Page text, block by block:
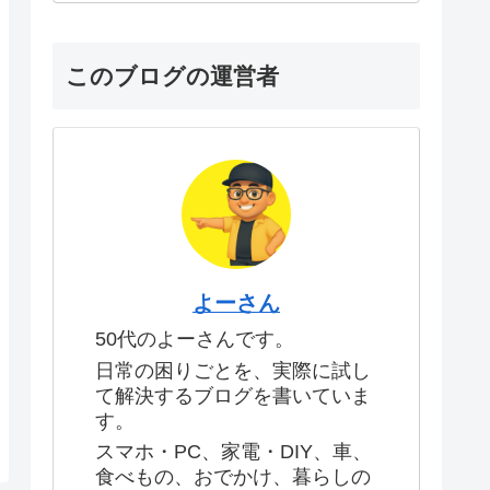
このブログの運営者
よーさん
50代のよーさんです。
日常の困りごとを、実際に試し
て解決するブログを書いていま
す。
スマホ・PC、家電・DIY、車、
食べもの、おでかけ、暮らしの